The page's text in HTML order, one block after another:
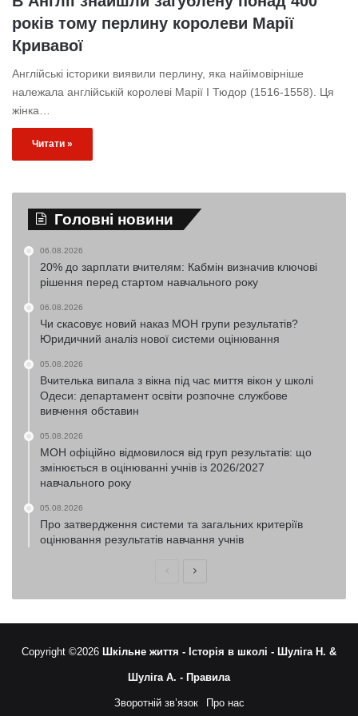
років тому перлину королеви Марії
Кривавої
Англійські історики виявили перлину, яка найімовірніше
належала англійській королеві Марії I Тюдор (1516-1558). Ця
жінка…
Читати »
Головні новини
06.08.2026
20% до зарплати вчителям: Кабмін визначив ключові
рішення перед стартом навчального року
06.08.2026
Чи скасовує новий наказ МОН групи результатів?
Юридичний аналіз нової системи оцінювання
05.08.2026
Вчителька випала з вікна під час миття вікон у школі
Одеси: департамент освіти розпочне службове
вивчення обставин
05.08.2026
МОН офіційно відмовилося від груп результатів: що
змінюється в оцінюванні учнів із 2026/2027
навчального року
05.08.2026
Про затвердження системи та загальних критеріїв
оцінювання результатів навчання учнів
ПопередняНаступна
Copyright ©2026 Шкільне життя - Історія в школі - Шуліга Н. &
Шуліга А. - Правила
Зворотній зв’язок Про нас